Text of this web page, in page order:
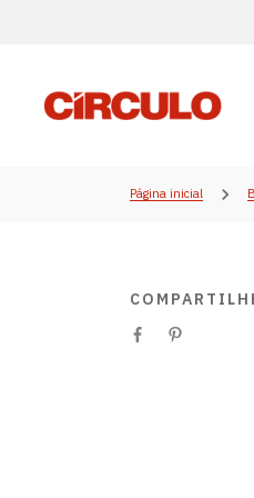
Página inicial